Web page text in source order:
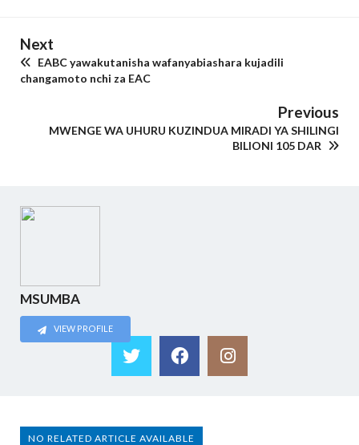
Next
EABC yawakutanisha wafanyabiashara kujadili
changamoto nchi za EAC
Previous
MWENGE WA UHURU KUZINDUA MIRADI YA SHILINGI
BILIONI 105 DAR
MSUMBA
VIEW PROFILE
NO RELATED ARTICLE AVAILABLE